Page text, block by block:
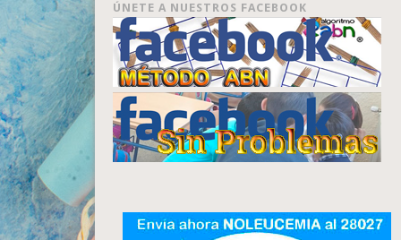
ÚNETE A NUESTROS FACEBOOK